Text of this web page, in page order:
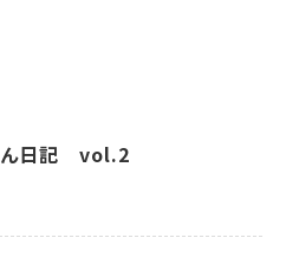
ん日記 vol.2